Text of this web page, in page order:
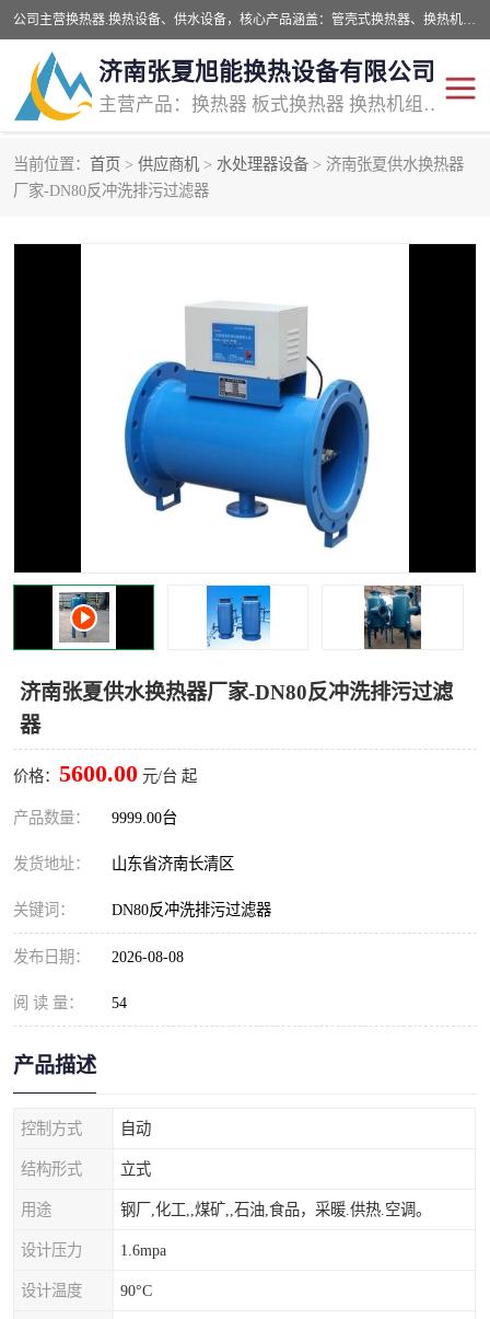
公司主营换热器.换热设备、供水设备，核心产品涵盖：管壳式换热器、换热机组、不锈钢组合式水箱、水处理设备等，提供非标设备集生产、销售、安装一体化服务，可满足全国酒店、学校、医院、商业综合体、工业项目等多场景换热与供水需求。
济南张夏旭能换热设备有限公司
主营产品：换热器 板式换热器 换热机组 供水设备 水处理设备
当前位置： 首页 > 供应商机 > 水处理器设备 > 济南张夏供水换热器
厂家-DN80反冲洗排污过滤器
济南张夏供水换热器厂家-DN80反冲洗排污过滤
器
价格： 5600.00 元/台 起
产品数量： 9999.00台
发货地址： 山东省济南长清区
关键词： DN80反冲洗排污过滤器
发布日期： 2026-08-08
阅 读 量： 54
产品描述
控制方式 自动
结构形式 立式
用途 钢厂,化工,,煤矿,,石油,食品，采暖.供热.空调。
设计压力 1.6mpa
设计温度 90°C
管壳式换热器
汽水换热机组
水处理器设备
智能供水设备 锅炉辅机设备
非标加工设备